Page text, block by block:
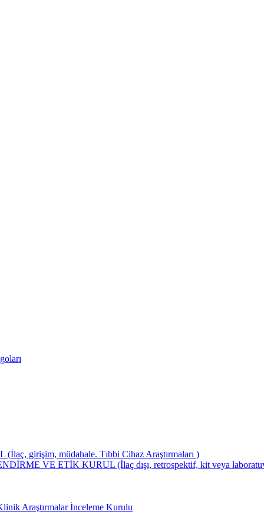
girişim, müdahale. Tıbbi Cihaz Araştırmaları )
VE ETİK KURUL (İlaç dışı, retrospektif, kit veya laboratuvar
Araştırmalar İnceleme Kurulu